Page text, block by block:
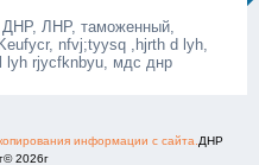
ДНР, ЛНР, таможенный,
nfvj;tyysq ,hjrth d lyh,
lyh rjycfknbyu, мдс днр
информации с сайта. ДНР
2026г